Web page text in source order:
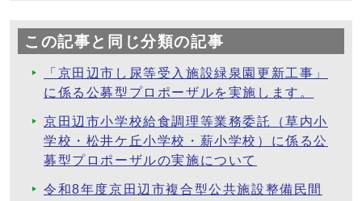
この記事と同じ分類の記事
「京田辺市し尿等受入施設緑泉園更新工事」
に係る公募型プロポーザルを実施します。
京田辺市小学校給食調理等業務委託（草内小
学校・松井ケ丘小学校・薪小学校）に係る公
募型プロポーザルの実施について
令和8年度京田辺市複合型公共施設整備民間